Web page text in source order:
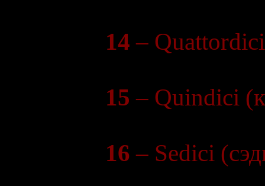
14 –
15 – Quindici
16 – Sedici